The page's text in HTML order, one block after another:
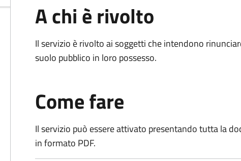
A chi è rivolto
Il servizio è rivolto ai soggetti che intendono
suolo pubblico in loro possesso.
Come fare
Il servizio può essere attivato presentando tutta la
in formato PDF.